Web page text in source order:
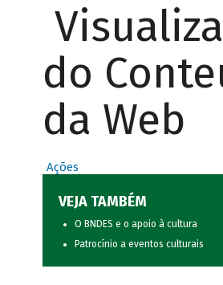
do
da Web
Ações
VEJA TAMBÉM
O BNDES e o apoio à cultura
Patrocínio a eventos culturais